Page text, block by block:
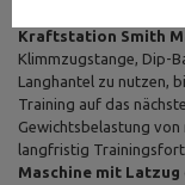
Kraftstation Smith
Klimmzugstange, Dip-
Langhantel zu nutzen,
Training auf das
Gewichtsbelastung
langfristig
Maschine mit Latzug